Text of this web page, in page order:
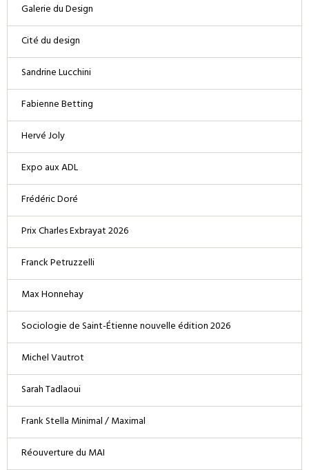
Galerie du Design
Cité du design
Sandrine Lucchini
Fabienne Betting
Hervé Joly
Expo aux ADL
Frédéric Doré
Prix Charles Exbrayat 2026
Franck Petruzzelli
Max Honnehay
Sociologie de Saint-Étienne nouvelle édition 2026
Michel Vautrot
Sarah Tadlaoui
Frank Stella Minimal / Maximal
Réouverture du MAI